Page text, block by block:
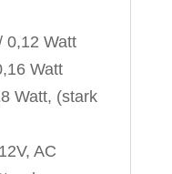
0,12 Watt
Watt
Watt, (stark
AC